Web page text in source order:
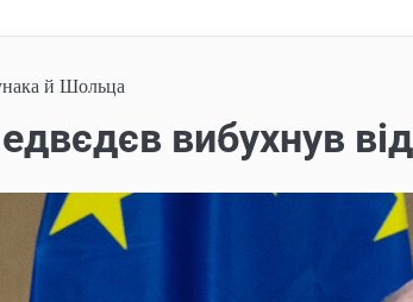
й Шольца
вибухнув